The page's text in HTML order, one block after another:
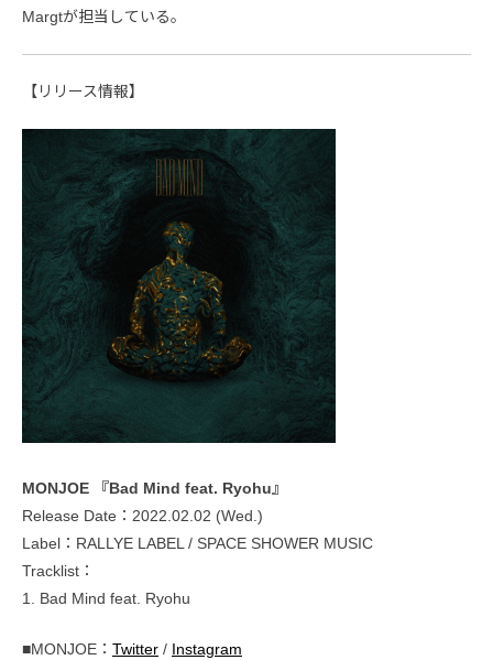
Margtが担当している。
【リリース情報】
MONJOE 『Bad Mind feat. Ryohu』
Release Date：2022.02.02 (Wed.)
Label：RALLYE LABEL / SPACE SHOWER MUSIC
Tracklist：
1. Bad Mind feat. Ryohu
■MONJOE： Twitter / Instagram